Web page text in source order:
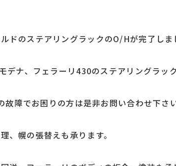
ドのステアリングラックのO/Hが完了しま
デナ、フェラーリ430のステアリングラッ
障でお困りの方は是非お問い合わせ下さい
、幌の張替えも承ります。